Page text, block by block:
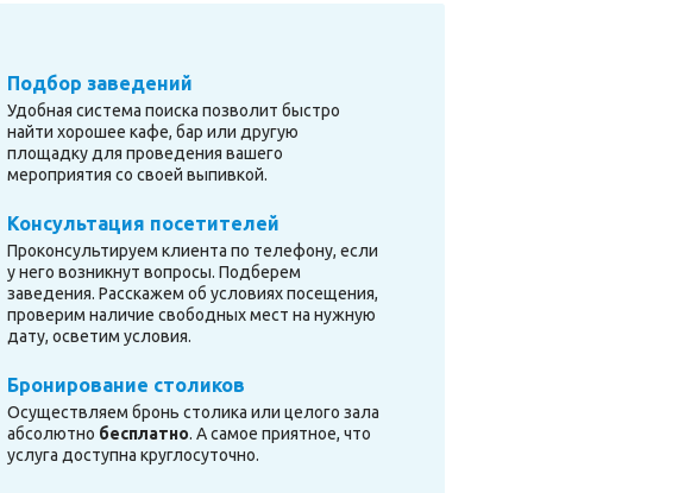
Подбор заведений
Удобная система поиска позволит быстро
найти хорошее кафе, бар или другую
площадку для проведения вашего
мероприятия со своей выпивкой.
Консультация посетителей
Проконсультируем клиента по телефону, если
у него возникнут вопросы. Подберем
заведения. Расскажем об условиях посещения,
проверим наличие свободных мест на нужную
дату, осветим условия.
Бронирование столиков
Осуществляем бронь столика или целого зала
абсолютно бесплатно. А самое приятное, что
услуга доступна круглосуточно.